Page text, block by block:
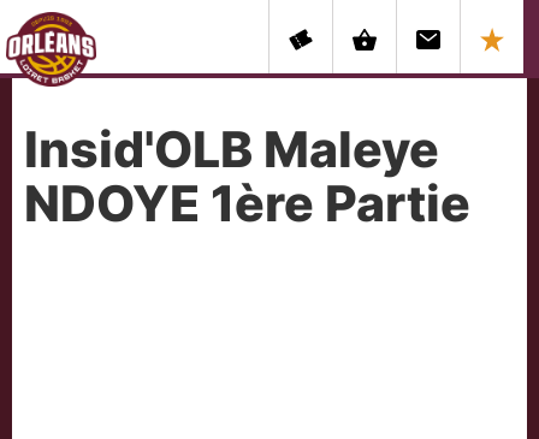
Insid'OLB Maleye
NDOYE 1ère Partie